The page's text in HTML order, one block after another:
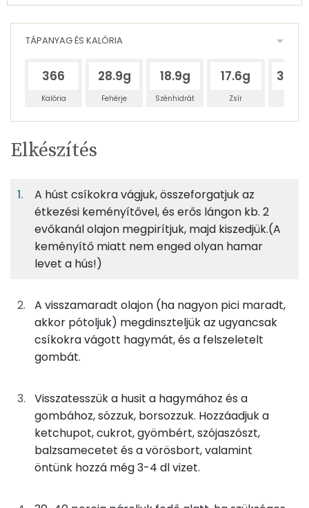
TÁPANYAG ÉS KALÓRIA
366
Kalória
28.9g
Fehérje
18.9g
Szénhidrát
17.6g
Zsír
Egy
adagban
7%
Fehérje
5%
Szénhidrát
5%
Zsír
125gsertéscomb
228 kcal
43gvöröshagyma
15 kcal
80ggomba
1gcukor
2 kcal
1g balzsamecet
1 kcal
TÁPANYAGTARTALOM
Egy
adagban
4
adagban
100
grammban
7%
Fehérje
5%
Szénhidrát
5%
83%
Nátrium
Foszfor
Kálcium
Szelén
TOP vitaminok
Elkészítés
A húst csíkokra vágjuk, összeforgatjuk az
étkezési keményítővel, és erős lángon kb. 2
evőkanál olajon megpirítjuk, majd kiszedjük.(A
keményítő miatt nem enged olyan hamar
levet a hús!)
A visszamaradt olajon (ha nagyon pici maradt,
akkor pótoljuk) megdinszteljük az ugyancsak
csíkokra vágott hagymát, és a felszeletelt
gombát.
Visszatesszük a husit a hagymához és a
gombához, sózzuk, borsozzuk. Hozzáadjuk a
ketchupot, cukrot, gyömbért, szójaszószt,
balzsamecetet és a vörösbort, valamint
öntünk hozzá még 3-4 dl vizet.